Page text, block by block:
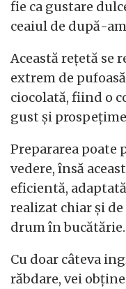
fie ca gustare
ceaiul de după-
Această rețetă se
extrem de
ciocolată, fiind o
gust și
Prepararea poate
vedere, însă
eficientă,
realizat chiar și
drum în bucătărie.
Cu doar câteva
răbdare, vei